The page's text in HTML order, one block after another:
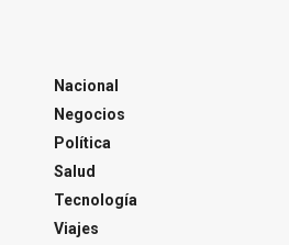
Nacional
Negocios
Política
Salud
Tecnología
Viajes